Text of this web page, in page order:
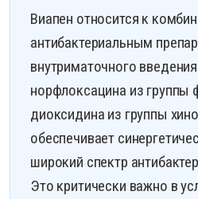
Виапен относится к
антибактериальным
внутриматочного
норфлоксацина из группы
диоксидина из группы
обеспечивает
широкий спектр
Это критически важно в